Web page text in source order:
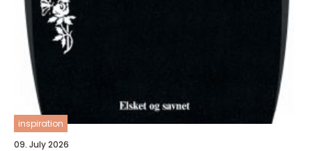
inspiration
09. July 2026